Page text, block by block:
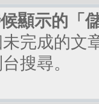
顯示的「
完成的文
搜尋。